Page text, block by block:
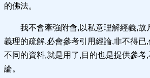
的佛法。
我不會牽強附會,以私意理解經義,故
義理的疏解,必會參考引用經論,非不得已
不同的資料,就是用了,目的也是提供參考
論。